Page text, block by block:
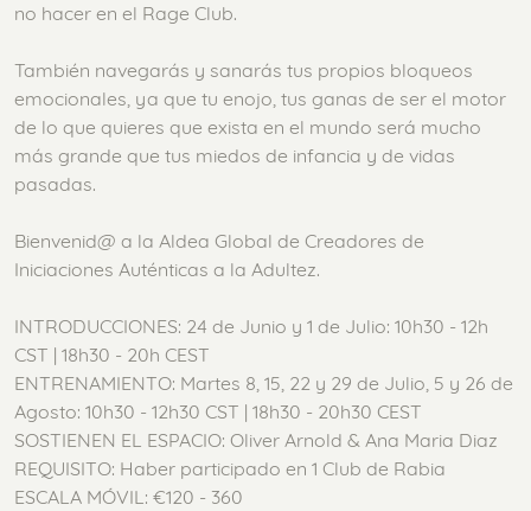
no hacer en el Rage Club.
También navegarás y sanarás tus propios bloqueos
emocionales, ya que tu enojo, tus ganas de ser el motor
de lo que quieres que exista en el mundo será mucho
más grande que tus miedos de infancia y de vidas
pasadas.
Bienvenid@ a la Aldea Global de Creadores de
Iniciaciones Auténticas a la Adultez.
INTRODUCCIONES: 24 de Junio y 1 de Julio: 10h30 - 12h
CST | 18h30 - 20h CEST
ENTRENAMIENTO: Martes 8, 15, 22 y 29 de Julio, 5 y 26 de
Agosto: 10h30 - 12h30 CST | 18h30 - 20h30 CEST
SOSTIENEN EL ESPACIO: Oliver Arnold & Ana Maria Diaz
REQUISITO: Haber participado en 1 Club de Rabia
ESCALA MÓVIL: €120 - 360